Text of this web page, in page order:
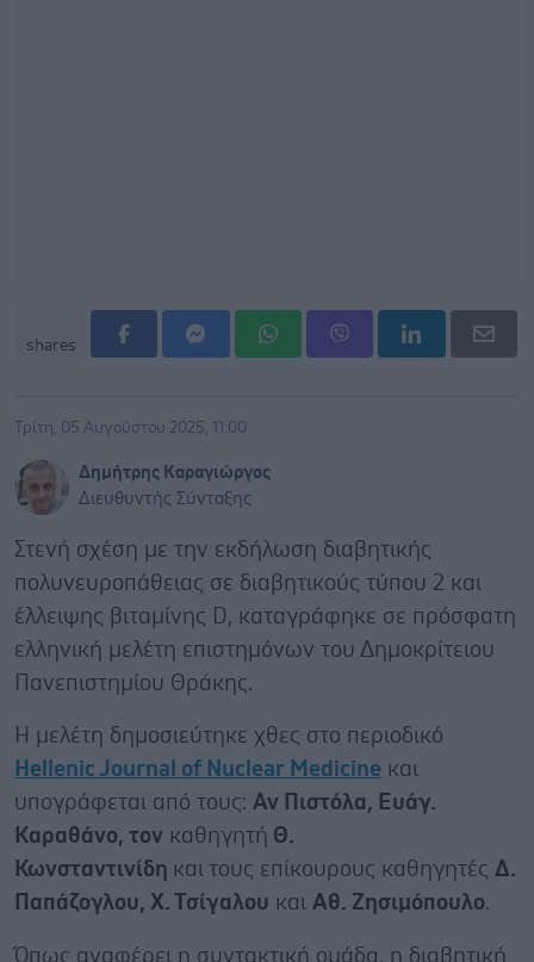
shares
Τρίτη, 05 Αυγούστου 2025, 11:00
Δημήτρης Καραγιώργος
Διευθυντής Σύνταξης
Στενή σχέση με την εκδήλωση διαβητικής
πολυνευροπάθειας σε διαβητικούς τύπου 2 και
έλλειψης βιταμίνης D, καταγράφηκε σε πρόσφατη
ελληνική μελέτη επιστημόνων του Δημοκρίτειου
Πανεπιστημίου Θράκης.
Η μελέτη δημοσιεύτηκε χθες στο περιοδικό
Hellenic Journal of Nuclear Medicine και
υπογράφεται από τους: Αν Πιστόλα, Ευάγ.
Καραθάνο, τον καθηγητή Θ.
Κωνσταντινίδη και τους επίκουρους καθηγητές Δ.
Παπάζογλου, Χ. Τσίγαλου και Αθ. Ζησιμόπουλο.
Όπως αναφέρει η συντακτική ομάδα, η διαβητική